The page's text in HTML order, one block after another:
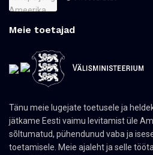
Meie toetajad
Tänu meie lugejate toetusele ja
jätkame Eesti vaimu levitamist üle
sõltumatud, pühendunud vaba ja
toetamisele. Meie ajaleht ja selle